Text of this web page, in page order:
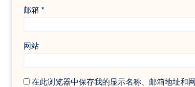
邮箱 *
网站
在此浏览器中保存我的显示名称、邮箱地址和